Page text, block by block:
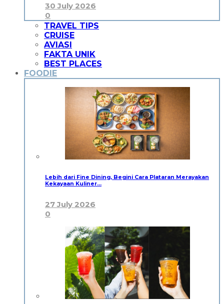
30 July 2026
0
TRAVEL TIPS
CRUISE
AVIASI
FAKTA UNIK
BEST PLACES
FOODIE
Lebih dari Fine Dining, Begini Cara Plataran Merayakan
Kekayaan Kuliner…
27 July 2026
0